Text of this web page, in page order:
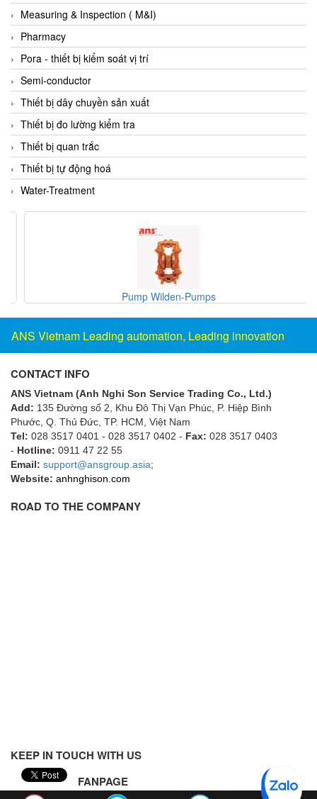
FLENDER
Flexaust
Flexim
FLIR
FLOMAG
flotron
Flow Force/ Super Green Power-Tech
Floweserve/PMV
Flowline
Fluke Process Instruments Vietnam
Fomotech Vietnam
Forbes Marshall
Fortex
Fortress
Fossil Power Systems
FPZ
Francia Srl Vietnam
FRANKE
Gardasoft
GASDNA Vietnam
Measuring & Inspection ( M&I)
Pharmacy
Pora - thiết bị kiểm soát vị trí
Semi-conductor
Thiết bị dây chuyền sản xuất
Thiết bị đo lường kiểm tra
Thiết bị quan trắc
Thiết bị tự động hoá
Water-Treatment
Pump Wilden-Pumps
ANS Vietnam Leading automation, Leading innovation
CONTACT INFO
ANS Vietnam (Anh Nghi Son Service Trading Co., Ltd.)
Add: 135 Đường số 2, Khu Đô Thị Vạn Phúc, P. Hiệp Bình
Phước, Q. Thủ Đức, TP. HCM , Việt Nam
Tel: 028 3517 0401 - 028 3517 0402 - Fax: 028 3517 0403
- Hotline: 0911 47 22 55
Email: support@ansgroup.asia;
Website: anhnghison.com
ROAD TO THE COMPANY
KEEP IN TOUCH WITH US
FANPAGE